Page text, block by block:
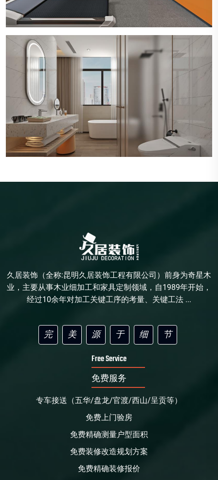
久居装饰（全称:昆明久居装饰工程有限公司）前身为奇星木
业，主要从事木业细加工和家具定制领域，自1989年开始，
经过10余年对加工关键工序的考量、关键工法 ...
完 美 源 于 细
节
Free Service
免费服务
专车接送（五华/盘龙/官渡/西山/呈贡等）
免费上门验房
免费精确测量户型面积
免费装修改造规划方案
免费精确装修报价